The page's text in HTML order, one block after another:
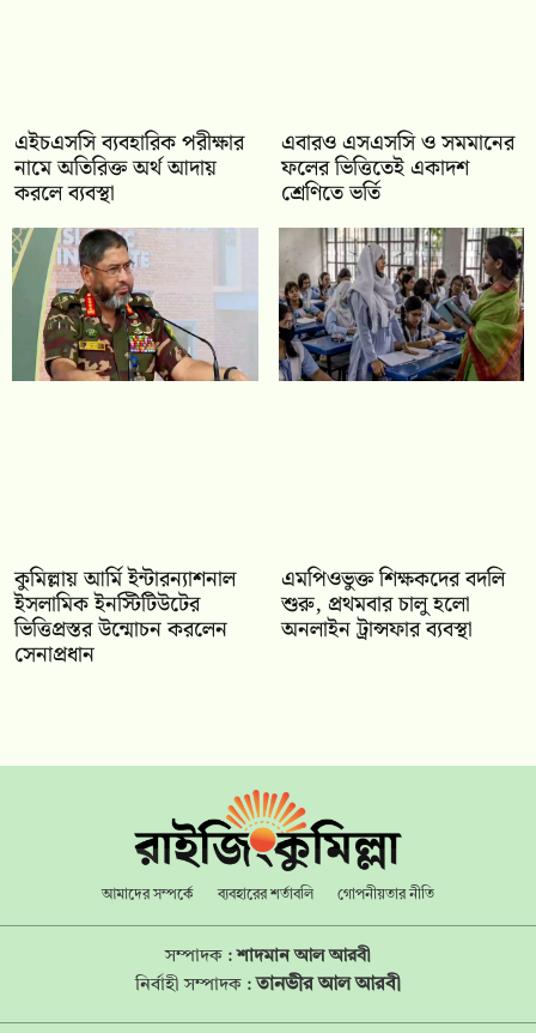
এইচএসসি ব্যবহারিক পরীক্ষার
নামে অতিরিক্ত অর্থ আদায়
করলে ব্যবস্থা
‎এবারও এসএসসি ও সমমানের
ফলের ভিত্তিতেই একাদশ
শ্রেণিতে ভর্তি
কুমিল্লায় আর্মি ইন্টারন্যাশনাল
ইসলামিক ইনস্টিটিউটের
ভিত্তিপ্রস্তর উন্মোচন করলেন
সেনাপ্রধান
এমপিওভুক্ত শিক্ষকদের বদলি
শুরু, প্রথমবার চালু হলো
অনলাইন ট্রান্সফার ব্যবস্থা
আমাদের সম্পর্কে ব্যবহারের শর্তাবলি গোপনীয়তার নীতি
সম্পাদক :শাদমান আল আরবী
নির্বাহী সম্পাদক :তানভীর আল আরবী